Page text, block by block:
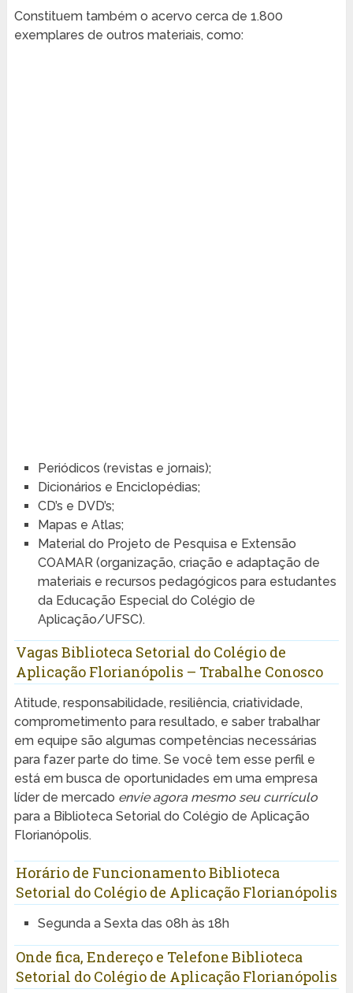
Constituem também o acervo cerca de 1.800
exemplares de outros materiais, como:
Periódicos (revistas e jornais);
Dicionários e Enciclopédias;
CD’s e DVD’s;
Mapas e Atlas;
Material do Projeto de Pesquisa e Extensão
COAMAR (organização, criação e adaptação de
materiais e recursos pedagógicos para estudantes
da Educação Especial do Colégio de
Aplicação/UFSC).
Vagas Biblioteca Setorial do Colégio de
Aplicação Florianópolis – Trabalhe Conosco
Atitude, responsabilidade, resiliência, criatividade,
comprometimento para resultado, e saber trabalhar
em equipe são algumas competências necessárias
para fazer parte do time. Se você tem esse perfil e
está em busca de oportunidades em uma empresa
líder de mercado envie agora mesmo seu currículo
para a Biblioteca Setorial do Colégio de Aplicação
Florianópolis.
Horário de Funcionamento Biblioteca
Setorial do Colégio de Aplicação Florianópolis
Segunda a Sexta das 08h às 18h
Onde fica, Endereço e Telefone Biblioteca
Setorial do Colégio de Aplicação Florianópolis